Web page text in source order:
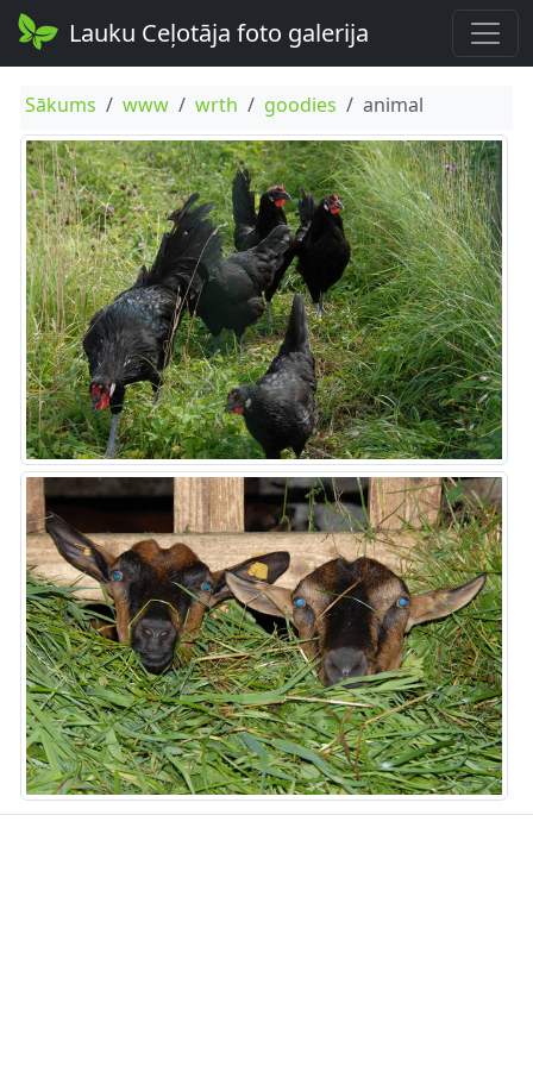
Lauku Ceļotāja foto galerija
Sākums www wrth goodies animal